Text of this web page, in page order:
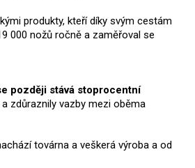
produkty, kteří díky svým cestám
000 nožů ročně a zaměřoval se
později stává stoprocentní
zdůraznily vazby mezi oběma
továrna a veškerá výroba a od